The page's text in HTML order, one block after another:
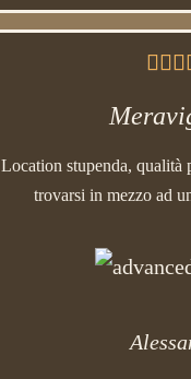

Location stupenda, qualità
trovarsi in mezzo ad